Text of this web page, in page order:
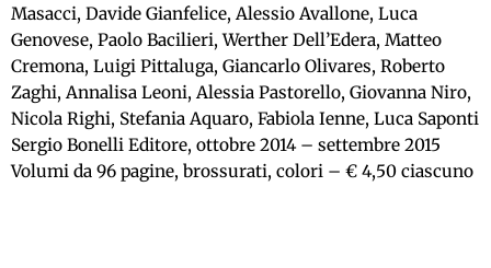
Masacci, Davide Gianfelice, Alessio Avallone, Luca
Genovese, Paolo Bacilieri, Werther Dell’Edera, Matteo
Cremona, Luigi Pittaluga, Giancarlo Olivares, Roberto
Zaghi, Annalisa Leoni, Alessia Pastorello, Giovanna Niro,
Nicola Righi, Stefania Aquaro, Fabiola Ienne, Luca Saponti
Sergio Bonelli Editore, ottobre 2014 – settembre 2015
Volumi da 96 pagine, brossurati, colori – € 4,50 ciascuno